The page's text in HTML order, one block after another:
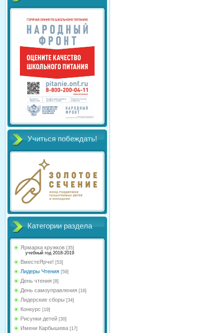
Учиться побеждать!
Категории раздела
Ярмарка кружков [35]
учебный год 2018-2019
ВместеЯрче! [53]
Лидеры Чтения [59]
День чтения [8]
День самоуправления [16]
Лидерские сборы [34]
Конкурс [19]
Рисунки детей [30]
Имени Карбышева [17]